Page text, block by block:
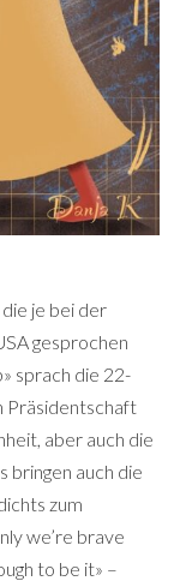
je bei der
gesprochen
sprach die 22-
Präsidentschaft
aber auch die
bringen auch die
zum
we’re brave
to be it» –